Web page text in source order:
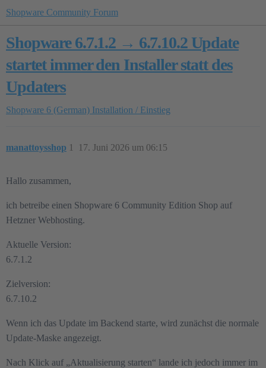
Shopware Community Forum
Shopware 6.7.1.2 → 6.7.10.2 Update
startet immer den Installer statt des
Updaters
Shopware 6 (German) Installation / Einstieg
manattoysshop 17. Juni 2026 um 06:15
1
Hallo zusammen,
ich betreibe einen Shopware 6 Community Edition Shop auf
Hetzner Webhosting.
Aktuelle Version:
6.7.1.2
Zielversion:
6.7.10.2
Wenn ich das Update im Backend starte, wird zunächst die normale
Update-Maske angezeigt.
Nach Klick auf „Aktualisierung starten“ lande ich jedoch immer im